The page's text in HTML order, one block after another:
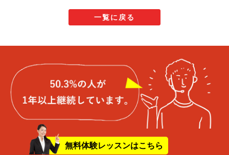
一覧に戻る
無料体験レッスンはこちら